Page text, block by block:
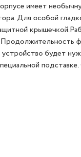
имеет
Для особой
будет